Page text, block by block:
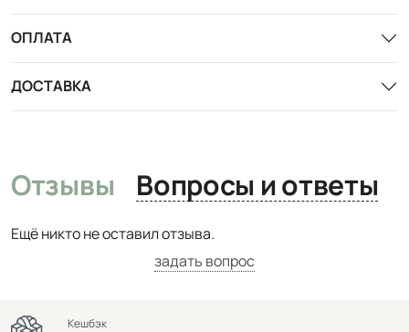
ОПЛАТА
ДОСТАВКА
Отзывы Вопросы и ответы
Ещё никто не оставил отзыва.
задать вопрос
Кешбэк